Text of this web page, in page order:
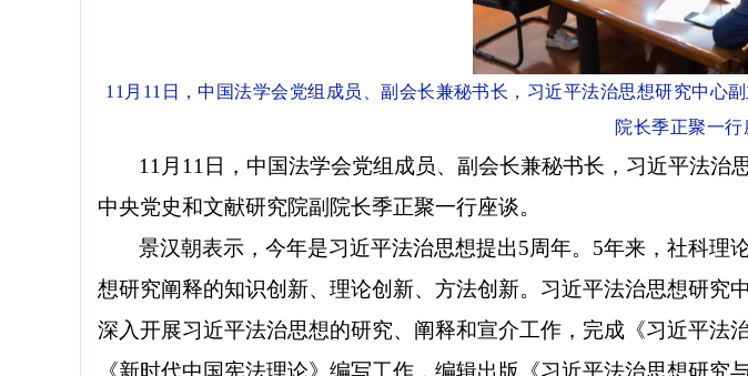
11月11日，中国法学会党组成员、副会长兼秘书长，习近平法治思想研究中心
院长季正聚一行
11月11日，中国法学会党组成员、副会长兼秘书长，习近平法
中央党史和文献研究院副院长季正聚一行座谈。
景汉朝表示，今年是习近平法治思想提出5周年。5年来，社科理
想研究阐释的知识创新、理论创新、方法创新。习近平法治思想研究
深入开展习近平法治思想的研究、阐释和宣介工作，完成《习近平
《新时代中国宪法理论》编写工作，编辑出版《习近平法治思想研